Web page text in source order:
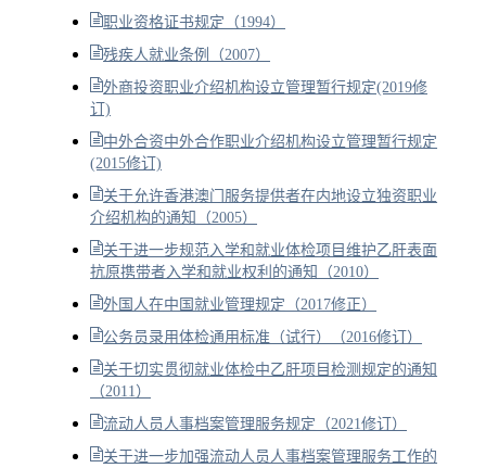
职业资格证书规定（1994）
残疾人就业条例（2007）
外商投资职业介绍机构设立管理暂行规定(2019修
订)
中外合资中外合作职业介绍机构设立管理暂行规定
(2015修订)
关于允许香港澳门服务提供者在内地设立独资职业
介绍机构的通知（2005）
关于进一步规范入学和就业体检项目维护乙肝表面
抗原携带者入学和就业权利的通知（2010）
外国人在中国就业管理规定（2017修正）
公务员录用体检通用标准（试行）（2016修订）
关于切实贯彻就业体检中乙肝项目检测规定的通知
（2011）
流动人员人事档案管理服务规定（2021修订）
关于进一步加强流动人员人事档案管理服务工作的